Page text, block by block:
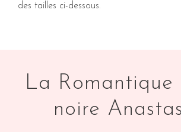
des tailles ci-dessous.
La Romantique
noire